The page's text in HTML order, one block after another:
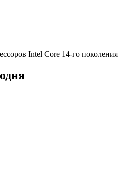
Intel Core 14-го поколения